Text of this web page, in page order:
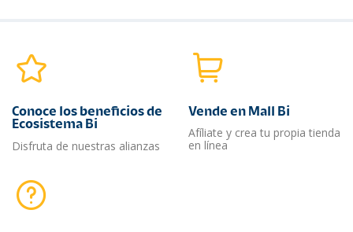
Conoce los beneficios de
Ecosistema Bi
Disfruta de nuestras alianzas
Vende en Mall Bi
Afíliate y crea tu propia tienda
en línea